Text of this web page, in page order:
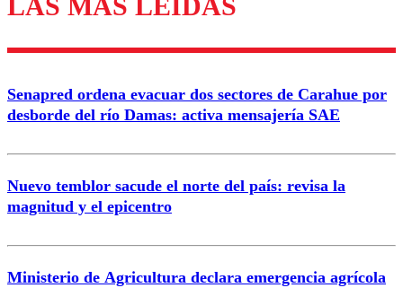
diálogo respetuoso.
Nombre
Correo
LAS MÁS LEÍDAS
Senapred ordena evacuar dos sectores de Carahue por
desborde del río Damas: activa mensajería SAE
Nuevo temblor sacude el norte del país: revisa la
magnitud y el epicentro
Ministerio de Agricultura declara emergencia agrícola